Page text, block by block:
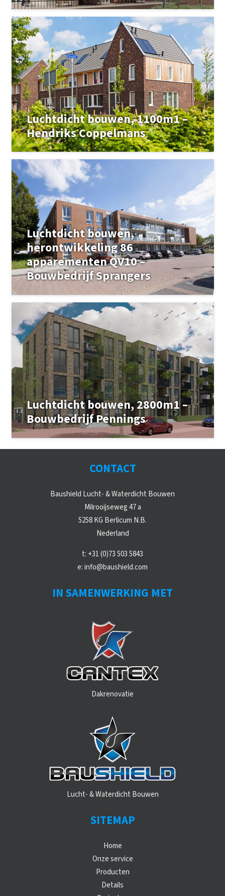
Luchtdicht bouwen, 1100m1 –
Hendriks Coppelmans
Luchtdicht bouwen,
herontwikkeling 86
apparementen QV10 –
Bouwbedrijf Sprangers
Luchtdicht bouwen, 2800m1 –
Bouwbedrijf Pennings
CONTACT
Baushield Lucht- & Waterdicht Bouwen
Milrooijseweg 47 a
5258 KG Berlicum N.B.
Nederland
t: +31 (0)73 503 5843
e:info@baushield.com
IN SAMENWERKING MET
Dakrenovatie
Lucht- & Waterdicht Bouwen
SITEMAP
Home
Onze service
Producten
Details